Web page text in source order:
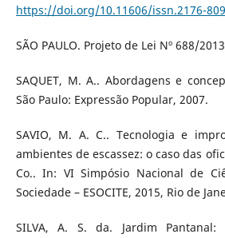
https://doi.org/10.11606/issn.2176-
SÃO PAULO. Projeto de Lei Nº 688/
SAQUET, M. A.. Abordagens e
São Paulo: Expressão Popular, 2007.
SAVIO, M. A. C.. Tecnologia e
ambientes de escassez: o caso das
Co.. In: VI Simpósio Nacional de
Sociedade – ESOCITE, 2015, Rio de
SILVA, A. S. da. Jardim Pantanal: